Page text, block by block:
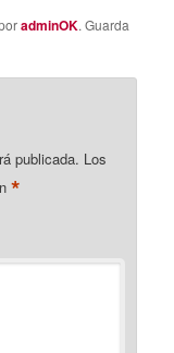
adminOK. Guarda
publicada. Los
*